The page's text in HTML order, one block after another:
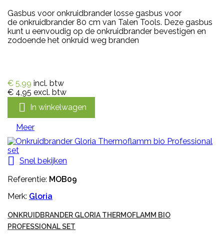
Gasbus voor onkruidbrander losse gasbus voor
de onkruidbrander 80 cm van Talen Tools. Deze gasbus
kunt u eenvoudig op de onkruidbrander bevestigen en
zodoende het onkruid weg branden
€ 5,99 incl. btw
€ 4,95 excl. btw
 In winkelwagen
Meer

Snel bekijken
Referentie: MOB09
Merk: Gloria
ONKRUIDBRANDER GLORIA THERMOFLAMM BIO
PROFESSIONAL SET